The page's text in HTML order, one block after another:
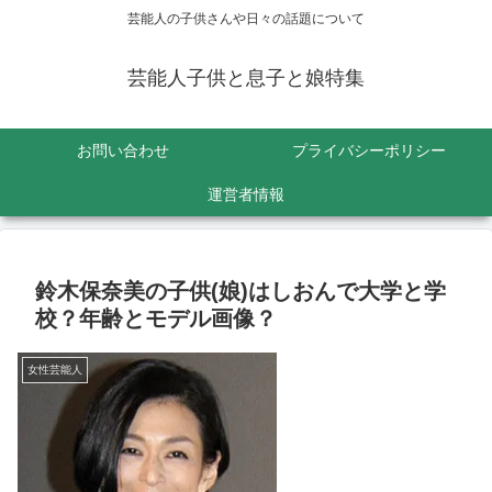
芸能人の子供さんや日々の話題について
芸能人子供と息子と娘特集
お問い合わせ プライバシーポリシー
運営者情報
鈴木保奈美の子供(娘)はしおんで大学と学
校？年齢とモデル画像？
女性芸能人